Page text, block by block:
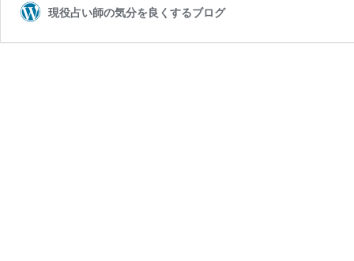
現役占い師の気分を良くするブログ